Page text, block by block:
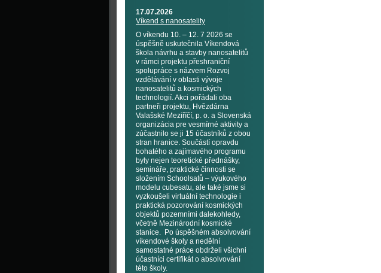
17.07.2026
Víkend s nanosatelity
O víkendu 10. – 12. 7 2026 se
úspěšně uskutečnila Víkendová
škola návrhu a stavby nanosatelitů
v rámci projektu přeshraniční
spolupráce s názvem Rozvoj
vzdělávání v oblasti vývoje
nanosatelitů a kosmických
technologií. Akci pořádali oba
partneři projektu, Hvězdárna
Valašské Meziříčí, p. o. a Slovenská
organizácia pre vesmírné aktivity a
zúčastnilo se ji 15 účastníků z obou
stran hranice. Součástí opravdu
bohatého a zajímavého programu
byly nejen teoretické přednášky,
semináře, praktické činnosti se
složením Schoolsatů – výukového
modelu cubesatu, ale také jsme si
vyzkoušeli virtuální technologie i
praktická pozorování kosmických
objektů pozemními dalekohledy,
včetně Mezinárodní kosmické
stanice. Po úspěšném absolvování
víkendové školy a nedělní
samostatné práce obdrželi všichni
účastníci certifikát o absolvování
této školy.